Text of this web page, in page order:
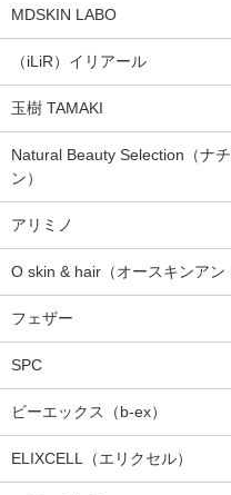
MDSKIN LABO
（iLiR）イリアール
玉樹 TAMAKI
Natural Beauty Selection（ナ
ン）
アリミノ
O skin & hair（オースキンアン
フェザー
SPC
ビーエックス（b-ex）
ELIXCELL（エリクセル）